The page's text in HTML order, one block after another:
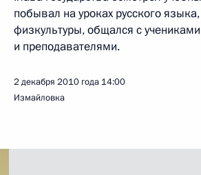
побывал на уроках русского
физкультуры, общался с учениками
и преподавателями.
2 декабря 2010 года 14:00
Измайловка